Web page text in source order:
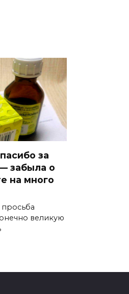
за
забыла о
на много
великую